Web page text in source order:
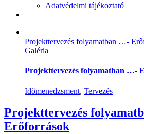
Adatvédelmi tájékoztató
Projekttervezés folyamatban …-
Galéria
Projekttervezés folyamatban …-
Időmenedzsment, Tervezés
Projekttervezés
Erőforrások